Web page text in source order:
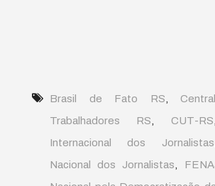
Brasil de Fato RS
Trabalhadores RS
CUT-RS
Internacional dos Jornalistas
Nacional dos Jornalistas